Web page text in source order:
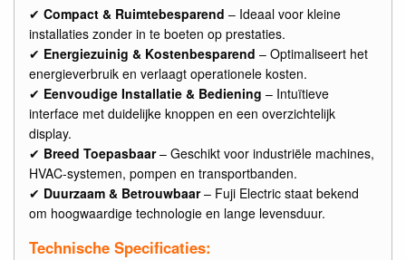
✔ Compact & Ruimtebesparend – Ideaal voor kleine
installaties zonder in te boeten op prestaties.
✔ Energiezuinig & Kostenbesparend – Optimaliseert het
energieverbruik en verlaagt operationele kosten.
✔ Eenvoudige Installatie & Bediening – Intuïtieve
interface met duidelijke knoppen en een overzichtelijk
display.
✔ Breed Toepasbaar– Geschikt voor industriële machines,
HVAC-systemen, pompen en transportbanden.
✔ Duurzaam & Betrouwbaar– Fuji Electric staat bekend
om hoogwaardige technologie en lange levensduur.
Technische Specificaties: